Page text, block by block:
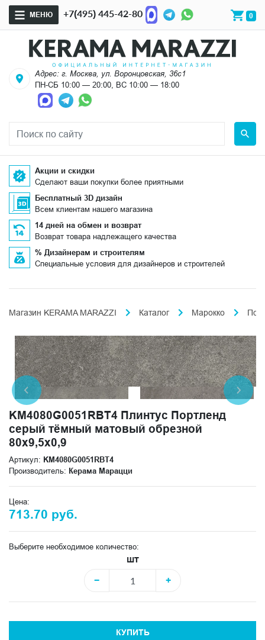
МЕНЮ +7(495) 445-42-80 0
Адрес: г. Москва, ул. Воронцовская, 36с1
ПН-СБ 10:00 — 20:00, ВС 10:00 — 18:00
Акции и скидки
Сделают ваши покупки более приятными
Бесплатный 3D дизайн
Всем клиентам нашего магазина
14 дней на обмен и возврат
Возврат товара надлежащего качества
% Дизайнерам и строителям
Специальные условия для дизайнеров и строителей
Магазин KERAMA MARAZZI Каталог Марокко
KM4080G0051RBT4 Плинтус Портленд
серый тёмный матовый обрезной
80x9,5x0,9
Артикул: KM4080G0051RBT4
Производитель: Керама Марацци
Цена:
713.70 руб.
Выберите необходимое количество:
шт
−
+
КУПИТЬ